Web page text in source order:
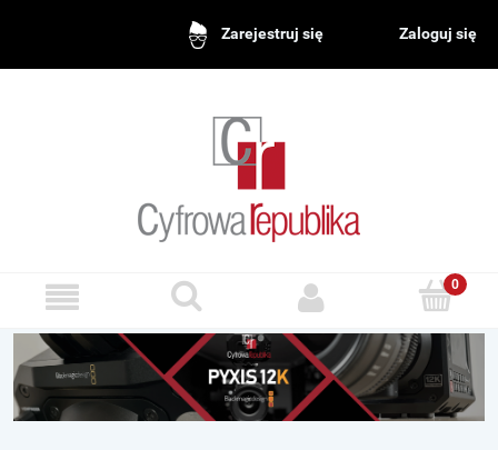
Zarejestruj się Zaloguj się